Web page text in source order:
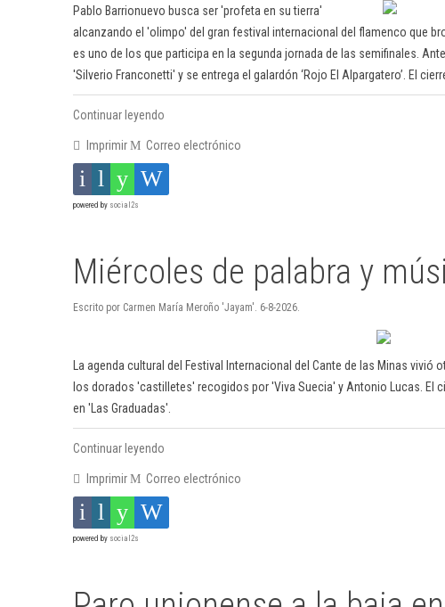
Pablo Barrionuevo busca ser 'profeta en su tierra'
alcanzando el 'olimpo' del gran festival internacional del flamenco que
es uno de los que participa en la segunda jornada de las semifinales.
'Silverio Franconetti' y se entrega el galardón ‘Rojo El Alpargatero’. El
Continuar leyendo
Imprimir Correo electrónico
powered by social2s
Miércoles de palabra y
Escrito por Carmen María Meroño 'Jayam'. 6-8-2026.
La agenda cultural del Festival Internacional del Cante de las Minas
los dorados 'castilletes' recogidos por 'Viva Suecia' y Antonio Lucas. El
en 'Las Graduadas'.
Continuar leyendo
Imprimir Correo electrónico
powered by social2s